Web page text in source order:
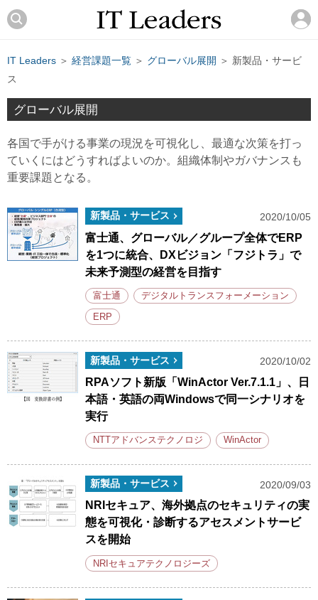
IT Leaders ＞ 経営課題一覧 ＞ グローバル展開 ＞ 新製品・サービ
ス
グローバル展開
各国で手がける事業の現況を可視化し、最適な次策を打っ
ていくにはどうすればよいのか。組織体制やガバナンスも
重要課題となる。
新製品・サービス 2020/10/05
富士通、グローバル／グループ全体でERP
を1つに統合、DXビジョン「フジトラ」で
未来予測型の経営を目指す
富士通 デジタルトランスフォーメーション
ERP
新製品・サービス 2020/10/02
RPAソフト新版「WinActor Ver.7.1.1」、日
本語・英語の両Windowsで同一シナリオを
実行
NTTアドバンステクノロジ WinActor
新製品・サービス 2020/09/03
NRIセキュア、海外拠点のセキュリティの実
態を可視化・診断するアセスメントサービ
スを開始
NRIセキュアテクノロジーズ